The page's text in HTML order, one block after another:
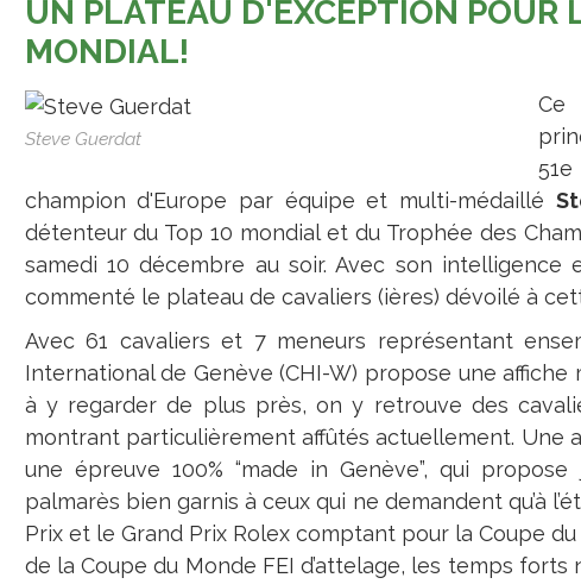
UN PLATEAU D'EXCEPTION POUR
MONDIAL!
Steve Guerdat
Ce
champion d'Europe par équipe et multi-médaillé
détenteur du Top 10 mondial et du Trophée des
samedi 10 décembre au soir. Avec son
commenté le plateau de cavaliers (ières) dévoilé à
Avec 61 cavaliers et 7 meneurs représentant
International de Genève (CHI-W) propose une
à y regarder de plus près, on y retrouve des
montrant particulièrement affûtés actuellement. Une
une épreuve 100% “made in Genève”, qui
palmarès bien garnis à ceux qui ne demandent qu’à
Prix et le Grand Prix Rolex comptant pour la Coupe
de la Coupe du Monde FEI d’attelage, les temps